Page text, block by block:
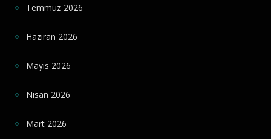
Temmuz 2026
Haziran 2026
Mayıs 2026
Nisan 2026
Mart 2026